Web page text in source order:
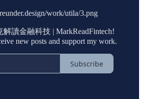
work/utila/3.png
解讀金融科技 | MarkReadFintech!
new posts and support my work.
Subscribe